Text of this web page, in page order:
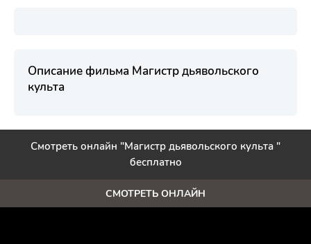
Описание фильма Магистр дьявольского
культа
Смотреть онлайн "Магистр дьявольского культа "
бесплатно
СМОТРЕТЬ ОНЛАЙН